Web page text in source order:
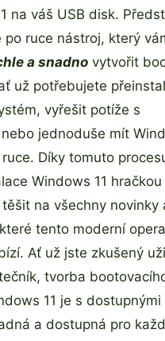
na váš USB disk.
po ruce nástroj, který
a snadno vytvořit
už potřebujete
vyřešit potíže s
jednoduše mít
ruce. Díky tomuto
Windows 11
na všechny novinky
tento moderní
Ať už jste zkušený
tvorba
11 je s dostupnými
a dostupná pro